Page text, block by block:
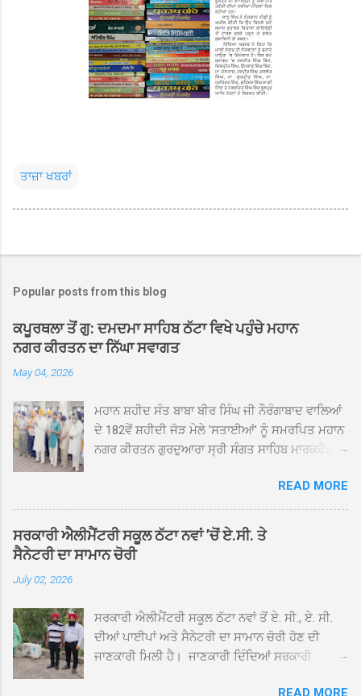
ਤਾਜ਼ਾ ਖਬਰਾਂ
Popular posts from this blog
ਕਪੂਰਥਲਾ ਤੋਂ ਗੁ: ਦਮਦਮਾ ਸਾਹਿਬ ਠੱਟਾ ਵਿਖੇ ਪਹੁੰਚੇ ਮਹਾਨ
ਨਗਰ ਕੀਰਤਨ ਦਾ ਨਿੱਘਾ ਸਵਾਗਤ
May 04, 2026
ਮਹਾਨ ਸ਼ਹੀਦ ਸੰਤ ਬਾਬਾ ਬੀਰ ਸਿੰਘ ਜੀ ਨੌਰੰਗਾਬਾਦ ਵਾਲਿਆਂ
ਦੇ 182ਵੇਂ ਸ਼ਹੀਦੀ ਜੋੜ ਮੇਲੇ 'ਸਤਾਈਆਂ' ਨੂੰ ਸਮਰਪਿਤ ਮਹਾਨ
ਨਗਰ ਕੀਰਤਨ ਗੁਰਦੁਆਰਾ ਸ੍ਰੀ ਸੰਗਤ ਸਾਹਿਬ ਮਾਰਕਫੈੱਡ
ਸਰਪ੍ਰਸਤੀ ਹੇਠ, ਪੰਜ ਪਿਆਰਿਆਂ ਦੀ ਅਗਵਾਈ ਵਿੱਚ
ਮਹੱਲਾ ਸੰਤਪੁਰਾ ਤੋਂ ਪ੍ਰਾਰੰਭ ਹੋ ਕੇ ਪਿੰਡ ਭਗਤਪੁਰ,
ਭਗਵਾਨਪੁਰ, ਝੁੱਗੀਆਂ ਗੁਲਾਮ, ਮਜਾਦਪੁਰ, ਕੁੱਲੀਆਂ, ਰੱਤਾ ਨੌ
ਅਬਾਦ, ਕੋਲੀਆਂਵਾਲ, ਅੱਡਾ ਸਾਬੂਵਾਲ, ਦਰੀਏਵਾਲ,
ਵਿਖੇ ਪਹੁੰਚਣ ’ਤੇ ਮੁੱਖ ਸੇਵਾਦਾਰ ਸੰਤ ਬਾਬਾ ਹਰਜੀਤ ਸਿੰਘ ਤੇ
ਇਲਾਕੇ ਦੀਆਂ ਸੰਗਤਾਂ ਵੱਲੋਂ ਜੈਕਾਰਿਆਂ ਦੀ ਗੂੰਜ ਵਿਚ ਨਿੱਘਾ
ਸਵਾਗਤ ਕੀਤਾ ਗਿਆ। ਗੁਰਦੁਆਰਾ ਸ੍ਰੀ ਦਮਦਮਾ ਸਾਹਿਬ
READ MORE
ਸਰਕਾਰੀ ਐਲੀਮੈਂਟਰੀ ਸਕੂਲ ਠੱਟਾ ਨਵਾਂ ’ਚੋਂ ਏ.ਸੀ. ਤੇ
ਸੈਨੇਟਰੀ ਦਾ ਸਾਮਾਨ ਚੋਰੀ
July 02, 2026
ਸਰਕਾਰੀ ਐਲੀਮੈਂਟਰੀ ਸਕੂਲ ਠੱਟਾ ਨਵਾਂ ਤੋਂ ਏ. ਸੀ., ਏ. ਸੀ.
ਦੀਆਂ ਪਾਈਪਾਂ ਅਤੇ ਸੈਨੇਟਰੀ ਦਾ ਸਾਮਾਨ ਚੋਰੀ ਹੋਣ ਦੀ
ਜਾਣਕਾਰੀ ਮਿਲੀ ਹੈ। ਜਾਣਕਾਰੀ ਦਿੰਦਿਆਂ ਸਰਕਾਰੀ
READ MORE